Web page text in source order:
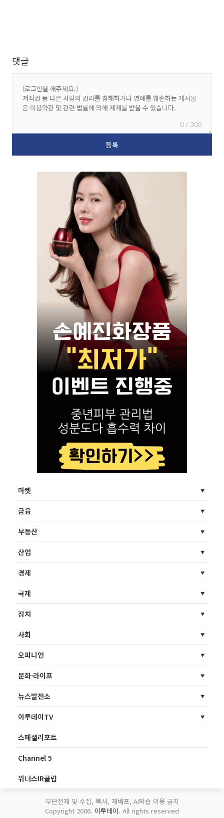
댓글
0 / 300
마켓
금융
부동산
산업
경제
국제
정치
사회
오피니언
문화·라이프
뉴스발전소
이투데이TV
스페셜리포트
Channel 5
위너스IR클럽
무단전재 및 수집, 복사, 재배포, AI학습 이용 금지
Copyright 2006. 이투데이. All rights reserved